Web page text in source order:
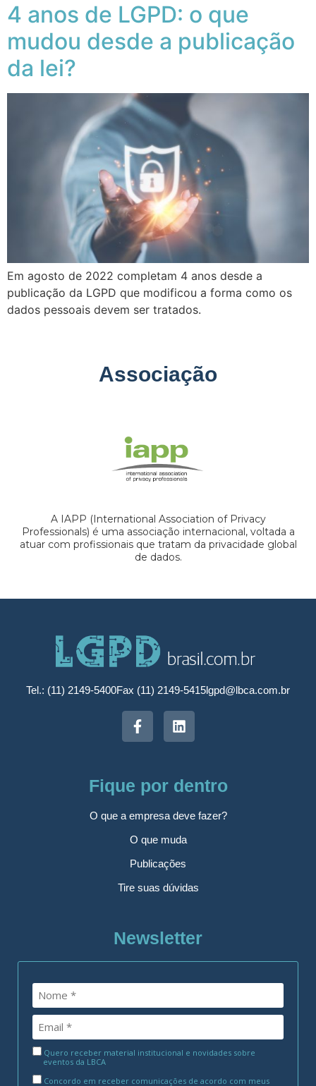
4 anos de LGPD: o que
mudou desde a publicação
da lei?
Em agosto de 2022 completam 4 anos desde a
publicação da LGPD que modificou a forma como os
dados pessoais devem ser tratados.
Associação
A IAPP (International Association of Privacy
Professionals) é uma associação internacional, voltada a
atuar com profissionais que tratam da privacidade global
de dados.
Tel.: (11) 2149-5400Fax (11) 2149-5415lgpd@lbca.com.br
Fique por dentro
O que a empresa deve fazer?
O que muda
Publicações
Tire suas dúvidas
Newsletter
Quero receber material institucional e novidades sobre
eventos da LBCA
Concordo em receber comunicações de acordo com meus